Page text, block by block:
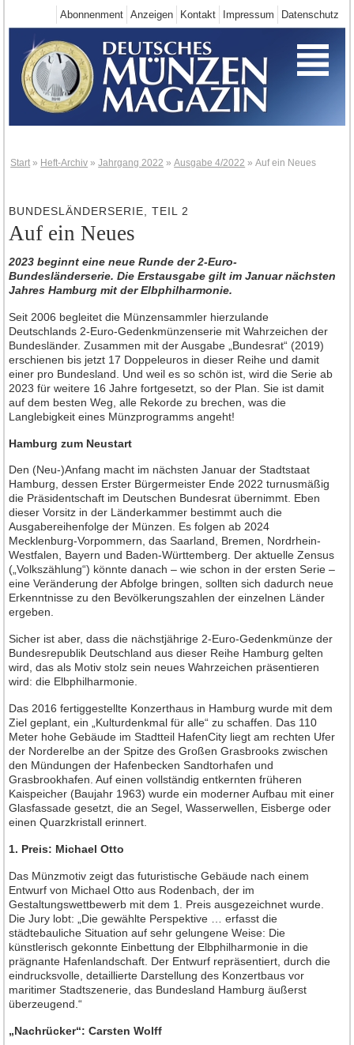
Datenschutz
Impressum
Kontakt
Anzeigen
Abonnenment
Deutschland-Neuheiten
Neuheiten 2025
Neuheiten 2024
Neuheiten 2022
Neuheiten 2020
Neuheiten 2019
Neuheiten 2018
Neuheiten 2017
Neuheiten 2015
Neuheiten 2014
Neuheiten 2013
Neuheiten 2012
Neuheiten 2011
Neuheiten 2010
Neuheiten 2009
Neuheiten 2008
Neuheiten 2007
Neuheiten 2006
Neuheiten 2005
Neuheiten 2004
Neuheiten 2003
Neuheiten 2002
Heft-Archiv
Jahrgang 2015
Jahrgang 2016
Jahrgang 2017
Jahrgang 2018
Jahrgang 2019
Jahrgang 2020
Jahrgang 2021
Jahrgang 2022
Jahrgang 2023
Jahrgang 2024
Jahrgang 2025
Jahrgang 2026
Leserforum
Leserservice
Abonnement
Start » Heft-Archiv »Jahrgang 2022 »Ausgabe 4/2022 »Auf ein Neues
BUNDESLÄNDERSERIE, TEIL 2
Auf ein Neues
2023 beginnt eine neue Runde der 2-Euro-
Bundesländerserie. Die Erstausgabe gilt im Januar nächsten
Jahres Hamburg mit der Elbphilharmonie.
Seit 2006 begleitet die Münzensammler hierzulande
Deutschlands 2-Euro-Gedenkmünzenserie mit Wahrzeichen der
Bundesländer. Zusammen mit der Ausgabe „Bundesrat“ (2019)
erschienen bis jetzt 17 Doppeleuros in dieser Reihe und damit
einer pro Bundesland. Und weil es so schön ist, wird die Serie ab
2023 für weitere 16 Jahre fortgesetzt, so der Plan. Sie ist damit
auf dem besten Weg, alle Rekorde zu brechen, was die
Langlebigkeit eines Münzprogramms angeht!
Hamburg zum Neustart
Den (Neu-)Anfang macht im nächsten Januar der Stadtstaat
Hamburg, dessen Erster Bürgermeister Ende 2022 turnusmäßig
die Präsidentschaft im Deutschen Bundesrat übernimmt. Eben
dieser Vorsitz in der Länderkammer bestimmt auch die
Ausgabereihenfolge der Münzen. Es folgen ab 2024
Mecklenburg-Vorpommern, das Saarland, Bremen, Nordrhein-
Westfalen, Bayern und Baden-Württemberg. Der aktuelle Zensus
(„Volkszählung“) könnte danach – wie schon in der ersten Serie –
eine Veränderung der Abfolge bringen, sollten sich dadurch neue
Erkenntnisse zu den Bevölkerungszahlen der einzelnen Länder
ergeben.
Sicher ist aber, dass die nächstjährige 2-Euro-Gedenkmünze der
Bundesrepublik Deutschland aus dieser Reihe Hamburg gelten
wird, das als Motiv stolz sein neues Wahrzeichen präsentieren
wird: die Elbphilharmonie.
Das 2016 fertiggestellte Konzerthaus in Hamburg wurde mit dem
Ziel geplant, ein „Kulturdenkmal für alle“ zu schaffen. Das 110
Meter hohe Gebäude im Stadtteil HafenCity liegt am rechten Ufer
der Norderelbe an der Spitze des Großen Grasbrooks zwischen
den Mündungen der Hafenbecken Sandtorhafen und
Grasbrookhafen. Auf einen vollständig entkernten früheren
Kaispeicher (Baujahr 1963) wurde ein moderner Aufbau mit einer
Glasfassade gesetzt, die an Segel, Wasserwellen, Eisberge oder
einen Quarzkristall erinnert.
1. Preis: Michael Otto
Das Münzmotiv zeigt das futuristische Gebäude nach einem
Entwurf von Michael Otto aus Rodenbach, der im
Gestaltungswettbewerb mit dem 1. Preis ausgezeichnet wurde.
Die Jury lobt: „Die gewählte Perspektive … erfasst die
städtebauliche Situation auf sehr gelungene Weise: Die
künstlerisch gekonnte Einbettung der Elbphilharmonie in die
prägnante Hafenlandschaft. Der Entwurf repräsentiert, durch die
eindrucksvolle, detaillierte Darstellung des Konzertbaus vor
maritimer Stadtszenerie, das Bundesland Hamburg äußerst
überzeugend.“
„Nachrücker“: Carsten Wolff